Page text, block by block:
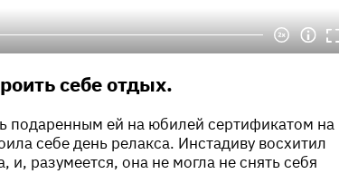
себе отдых.
подаренным ей на юбилей сертификатом на
себе день релакса. Инстадиву восхитил
разумеется, она не могла не снять себя